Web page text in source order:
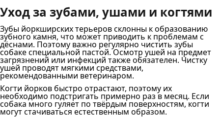
Уход за зубами, ушами и когтями
Зубы йоркширских терьеров склонны к образованию
зубного камня, что может приводить к проблемам с
дёснами. Поэтому важно регулярно чистить зубы
собаке специальной пастой. Осмотр ушей на предмет
загрязнений или инфекций также обязателен. Чистку
ушей проводят мягкими средствами,
рекомендованными ветеринаром.
Когти йорков быстро отрастают, поэтому их
необходимо подстригать примерно раз в месяц. Если
собака много гуляет по твёрдым поверхностям, когти
могут стачиваться естественным образом.